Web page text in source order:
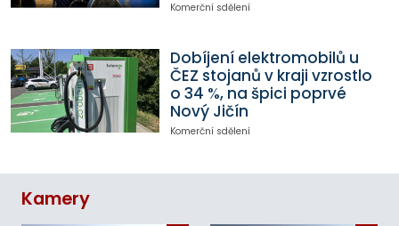
Komerční sdělení
Dobíjení elektromobilů u
ČEZ stojanů v kraji vzrostlo
o 34 %, na špici poprvé
Nový Jičín
Komerční sdělení
Kamery